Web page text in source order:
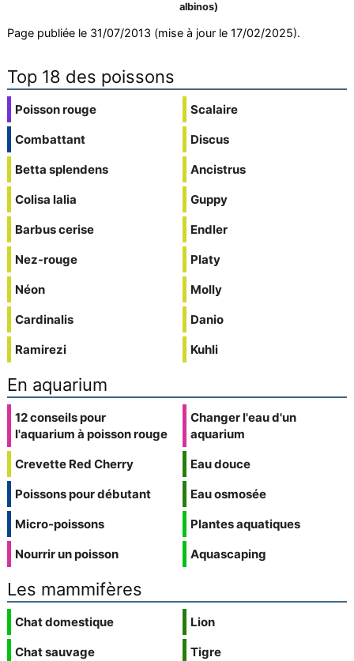
albinos)
Page publiée le 31/07/2013 (mise à jour le 17/02/2025).
Top 18 des poissons
Poisson rouge
Combattant
Betta splendens
Colisa lalia
Barbus cerise
Nez-rouge
Néon
Cardinalis
Ramirezi
Scalaire
Discus
Ancistrus
Guppy
Endler
Platy
Molly
Danio
Kuhli
En aquarium
12 conseils pour
l'aquarium à poisson rouge
Crevette Red Cherry
Poissons pour débutant
Micro-poissons
Nourrir un poisson
Changer l'eau d'un
aquarium
Eau douce
Eau osmosée
Plantes aquatiques
Aquascaping
Les mammifères
Chat domestique
Chat sauvage
Lion
Tigre